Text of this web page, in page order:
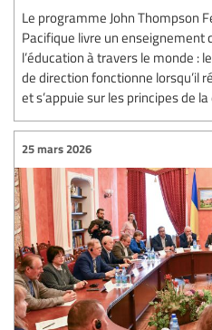
Le programme John Thompson
Pacifique livre un enseignement
l’éducation à travers le monde :
de direction fonctionne lorsqu’il
et s’appuie sur les principes de
25 mars 2026